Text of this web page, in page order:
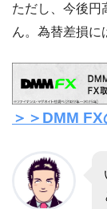
ただし、今後円
ん。為替差損に
＞＞DMM